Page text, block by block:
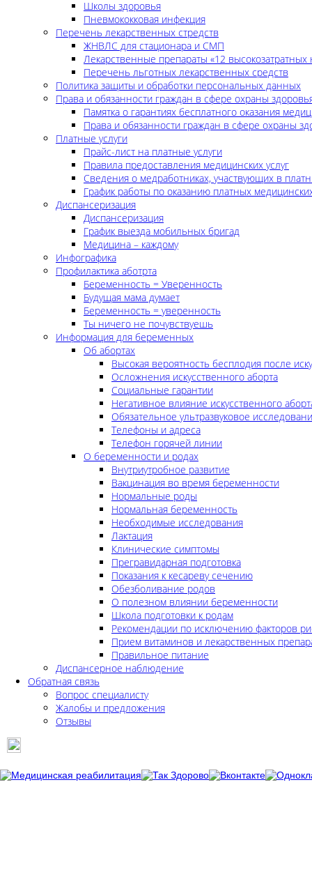
Школы здоровья
Пневмококковая инфекция
Перечень лекарственных стредств
ЖНВЛС для стационара и СМП
Лекарственные препараты «12 высокозатратных
Перечень льготных лекарственных средств
Политика защиты и обработки персональных данных
Права и обязанности граждан в сфере охраны
Памятка о гарантиях бесплатного оказания
Права и обязанности граждан в сфере охраны
Платные услуги
Прайс-лист на платные услуги
Правила предоставления медицинских услуг
Сведения о медработниках, участвующих в
График работы по оказанию платных
Диспансеризация
Диспансеризация
График выезда мобильных бригад
Медицина – каждому
Инфографика
Профилактика аботрта
Беременность = Уверенность
Будущая мама думает
Беременность = уверенность
Ты ничего не почувствуешь
Информация для беременных
Об абортах
Высокая вероятность бесплодия после
Осложнения искусственного аборта
Социальные гарантии
Негативное влияние искусственного
Обязательное ультразвуковое
Телефоны и адреса
Телефон горячей линии
О беременности и родах
Внутриутробное развитие
Вакцинация во время беременности
Нормальные роды
Нормальная беременность
Необходимые исследования
Лактация
Клинические симптомы
Прегравидарная подготовка
Показания к кесареву сечению
Обезболивание родов
О полезном влиянии беременности
Школа подготовки к родам
Рекомендации по исключению факторов
Прием витаминов и лекарственных
Правильное питание
Диспансерное наблюдение
Обратная связь
Вопрос специалисту
Жалобы и предложения
Отзывы